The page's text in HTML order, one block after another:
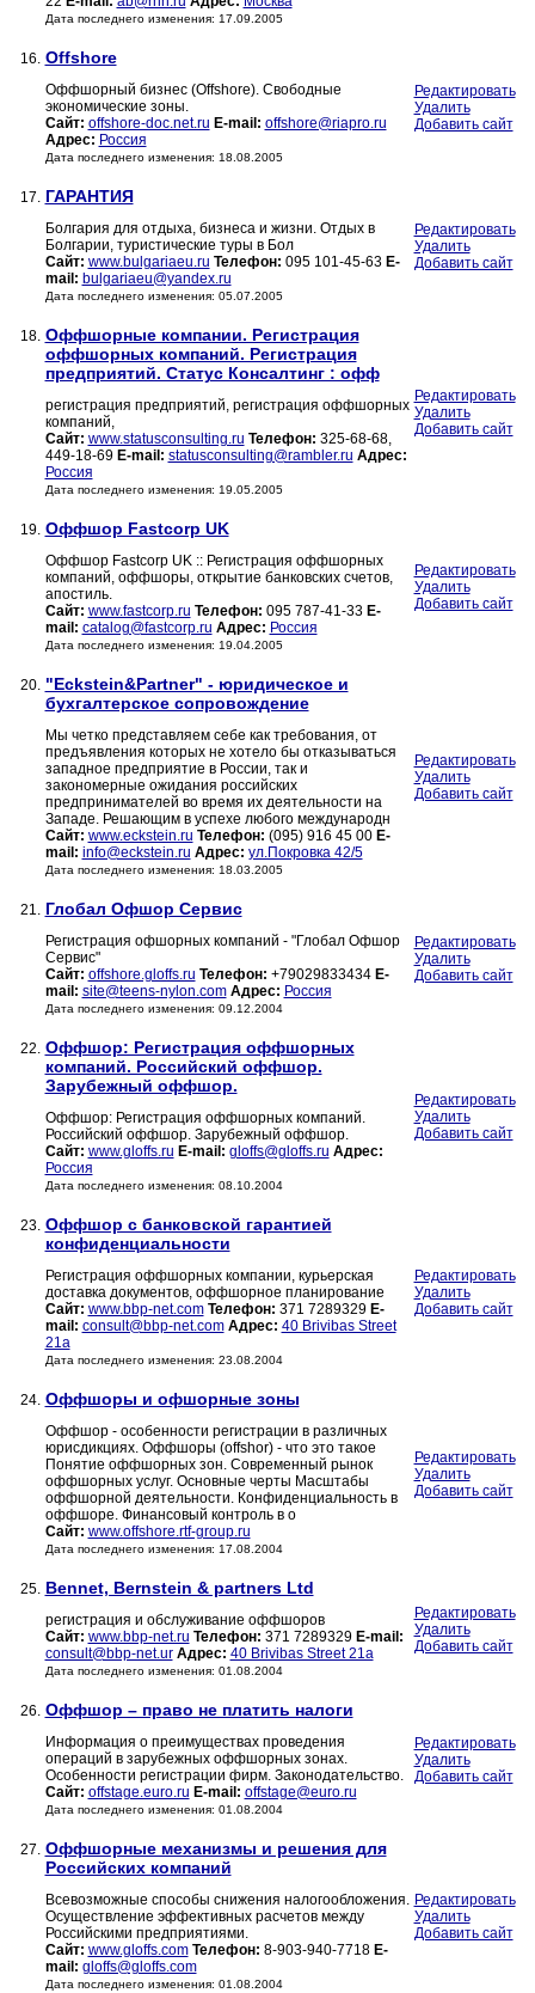
Дата последнего изменения: 17.09.2005
16. Offshore
Оффшорный бизнес (Offshore). Свободные
экономические зоны.
Сайт: offshore-doc.net.ru E-mail: offshore@riapro.ru
Адрес: Россия
Дата последнего изменения: 18.08.2005
Редактировать
Удалить
Добавить сайт
17. ГАРАНТИЯ
Болгария для отдыха, бизнеса и жизни. Отдых в
Болгарии, туристические туры в Бол
Сайт: www.bulgariaeu.ru Телефон: 095 101-45-63 E-
mail: bulgariaeu@yandex.ru
Дата последнего изменения: 05.07.2005
Редактировать
Удалить
Добавить сайт
18. Оффшорные компании. Регистрация
оффшорных компаний. Регистрация
предприятий. Статус Консалтинг : офф
регистрация предприятий, регистрация оффшорных
компаний,
Сайт: www.statusconsulting.ru Телефон: 325-68-68,
449-18-69 E-mail: statusconsulting@rambler.ru Адрес:
Россия
Дата последнего изменения: 19.05.2005
Редактировать
Удалить
Добавить сайт
19. Оффшор Fastcorp UK
Оффшор Fastcorp UK :: Регистрация оффшорных
компаний, оффшоры, открытие банковских счетов,
апостиль.
Сайт: www.fastcorp.ru Телефон: 095 787-41-33 E-
mail: catalog@fastcorp.ru Адрес: Россия
Дата последнего изменения: 19.04.2005
Редактировать
Удалить
Добавить сайт
20. "Eckstein&Partner" - юридическое и
бухгалтерское сопровождение
Мы четко представляем себе как требования, от
предъявления которых не хотело бы отказываться
западное предприятие в России, так и
закономерные ожидания российских
предпринимателей во время их деятельности на
Западе. Решающим в успехе любого международн
Сайт: www.eckstein.ru Телефон: (095) 916 45 00 E-
mail: info@eckstein.ru Адрес: ул.Покровка 42/5
Дата последнего изменения: 18.03.2005
Редактировать
Удалить
Добавить сайт
21. Глобал Офшор Сервис
Регистрация офшорных компаний - "Глобал Офшор
Сервис"
Сайт: offshore.gloffs.ru Телефон: +79029833434 E-
mail: site@teens-nylon.com Адрес: Россия
Дата последнего изменения: 09.12.2004
Редактировать
Удалить
Добавить сайт
22. Оффшор: Регистрация оффшорных
компаний. Российский оффшор.
Зарубежный оффшор.
Оффшор: Регистрация оффшорных компаний.
Российский оффшор. Зарубежный оффшор.
Сайт: www.gloffs.ru E-mail: gloffs@gloffs.ru Адрес:
Россия
Дата последнего изменения: 08.10.2004
Редактировать
Удалить
Добавить сайт
23. Оффшор с банковской гарантией
конфиденциальности
Регистрация оффшорных компании, курьерская
доставка документов, оффшорное планирование
Сайт: www.bbp-net.com Телефон: 371 7289329 E-
mail: consult@bbp-net.com Адрес: 40 Brivibas Street
21a
Дата последнего изменения: 23.08.2004
Редактировать
Удалить
Добавить сайт
24. Оффшоры и офшорные зоны
Оффшор - особенности регистрации в различных
юрисдикциях. Оффшоры (offshor) - что это такое
Понятие оффшорных зон. Современный рынок
оффшорных услуг. Основные черты Масштабы
оффшорной деятельности. Конфиденциальность в
оффшоре. Финансовый контроль в о
Сайт: www.offshore.rtf-group.ru
Дата последнего изменения: 17.08.2004
Редактировать
Удалить
Добавить сайт
25. Bennet, Bernstein & partners Ltd
регистрация и обслуживание оффшоров
Сайт: www.bbp-net.ru Телефон: 371 7289329 E-mail:
consult@bbp-net.ur Адрес: 40 Brivibas Street 21a
Дата последнего изменения: 01.08.2004
Редактировать
Удалить
Добавить сайт
26. Оффшор – право не платить налоги
Информация о преимуществах проведения
операций в зарубежных оффшорных зонах.
Особенности регистрации фирм. Законодательство.
Сайт: offstage.euro.ru E-mail: offstage@euro.ru
Дата последнего изменения: 01.08.2004
Редактировать
Удалить
Добавить сайт
27. Оффшорные механизмы и решения для
Российских компаний
Всевозможные способы снижения налогообложения.
Осуществление эффективных расчетов между
Российскими предприятиями.
Сайт: www.gloffs.com Телефон: 8-903-940-7718 E-
mail: gloffs@gloffs.com
Дата последнего изменения: 01.08.2004
Редактировать
Удалить
Добавить сайт